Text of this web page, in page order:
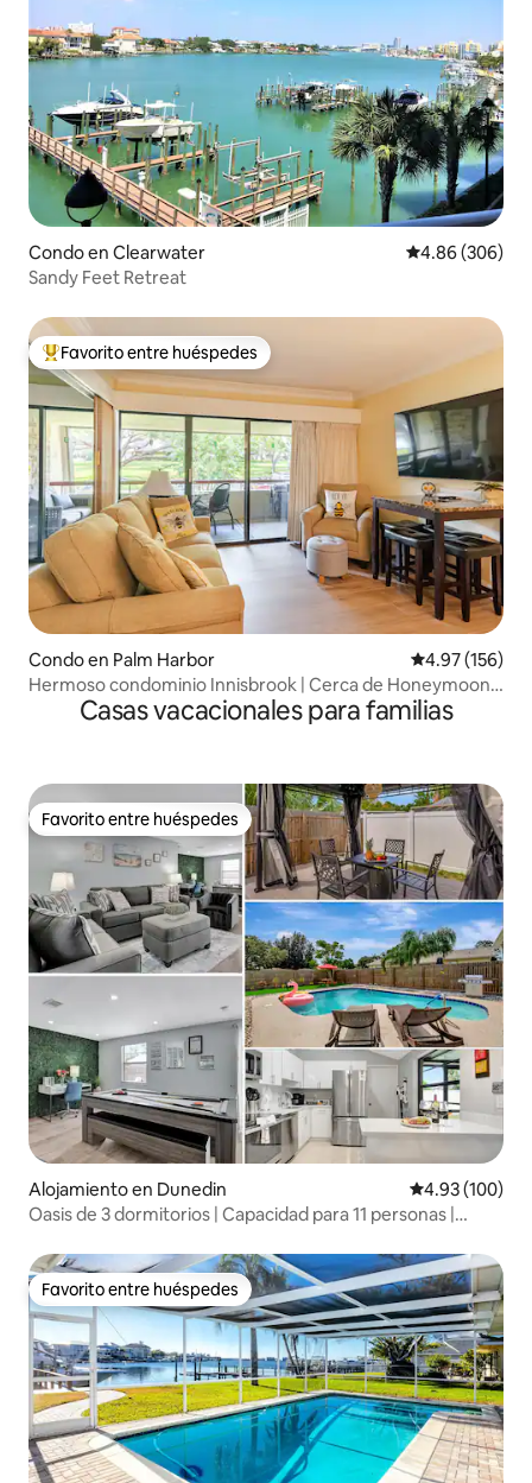
Condo en Clearwater Calificación
4.86 (306)
Sandy Feet Retreat
Favorito entre huéspedes preferido
Favorito entre huéspedes
Condo en Palm Harbor Calificación
4.97 (156)
Hermoso condominio Innisbrook | Cerca de Honeymoon
Casas vacacionales para familias
Favorito entre huéspedes
Favorito entre huéspedes
Alojamiento en Dunedin Calificación
4.93 (100)
Oasis de 3 dormitorios | Capacidad para 11 personas |
Favorito entre huéspedes
Favorito entre huéspedes